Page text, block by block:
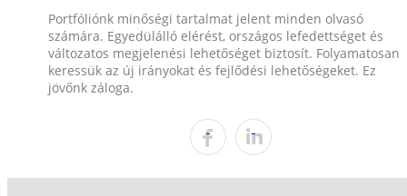
Portfóliónk minőségi tartalmat jelent minden olvasó
számára. Egyedülálló elérést, országos lefedettséget és
változatos megjelenési lehetőséget biztosít. Folyamatosan
keressük az új irányokat és fejlődési lehetőségeket. Ez
jövőnk záloga.